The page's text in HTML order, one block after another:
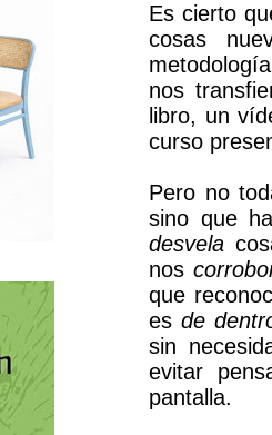
Es cierto
cosas
nos
libro, un
curso
Pero no
sino que
desvela
nos
que
esde
sin
evitar
pantalla.